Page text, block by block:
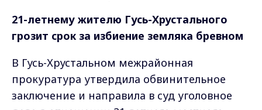
21-летнему жителю Гусь-Хрустального
грозит срок за избиение земляка бревном
В Гусь-Хрустальном межрайонная
прокуратура утвердила обвинительное
заключение и направила в суд уголовное